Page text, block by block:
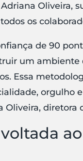
Oliveira,
os
de 90
um ambiente
. Essa
orgulho
Oliveira, diretora